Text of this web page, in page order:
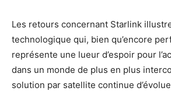
Les retours concernant Starlink
technologique qui, bien qu’encore
représente une lueur d’espoir pour
dans un monde de plus en plus
solution par satellite continue